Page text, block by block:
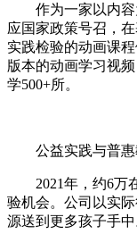
作为一家以内
应国家政策号召，
实践检验的动画课
版本的动画学习视
学500+所。
公益实践与普
2021年，约6万
验机会。公司以实
源送到更多孩子手中